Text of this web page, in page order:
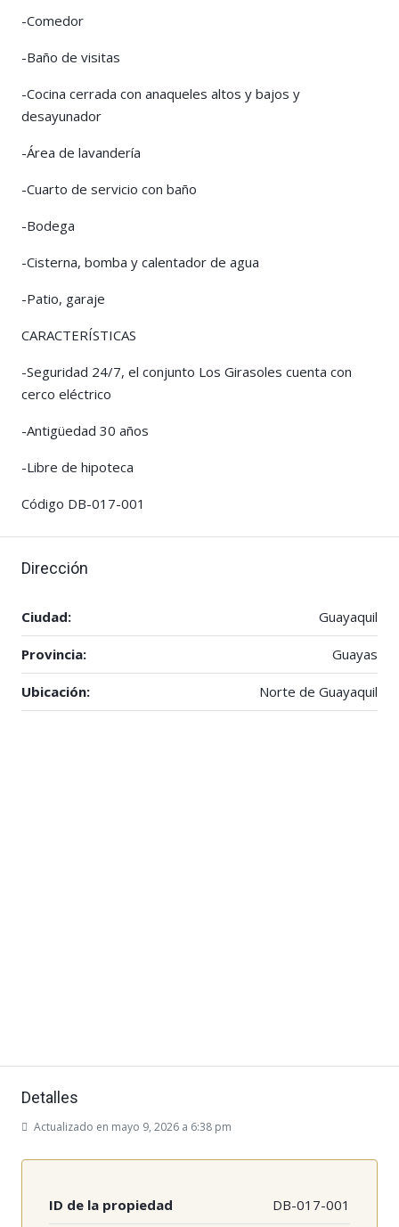
-Comedor
-Baño de visitas
-Cocina cerrada con anaqueles altos y bajos y
desayunador
-Área de lavandería
-Cuarto de servicio con baño
-Bodega
-Cisterna, bomba y calentador de agua
-Patio, garaje
CARACTERÍSTICAS
-Seguridad 24/7, el conjunto Los Girasoles cuenta con
cerco eléctrico
-Antigüedad 30 años
-Libre de hipoteca
Código DB-017-001
Dirección
Ciudad: Guayaquil
Provincia: Guayas
Ubicación: Norte de Guayaquil
Detalles
Actualizado en mayo 9, 2026 a 6:38 pm
ID de la propiedad DB-017-001